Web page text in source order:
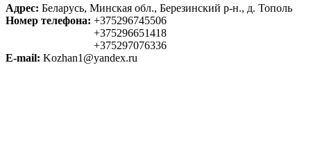
Адрес: Беларусь, Минская обл., Березинский р-н., д. Тополь
Номер телефона: +375296745506
+375296651418
+375297076336
E-mail: Kozhan1@yandex.ru